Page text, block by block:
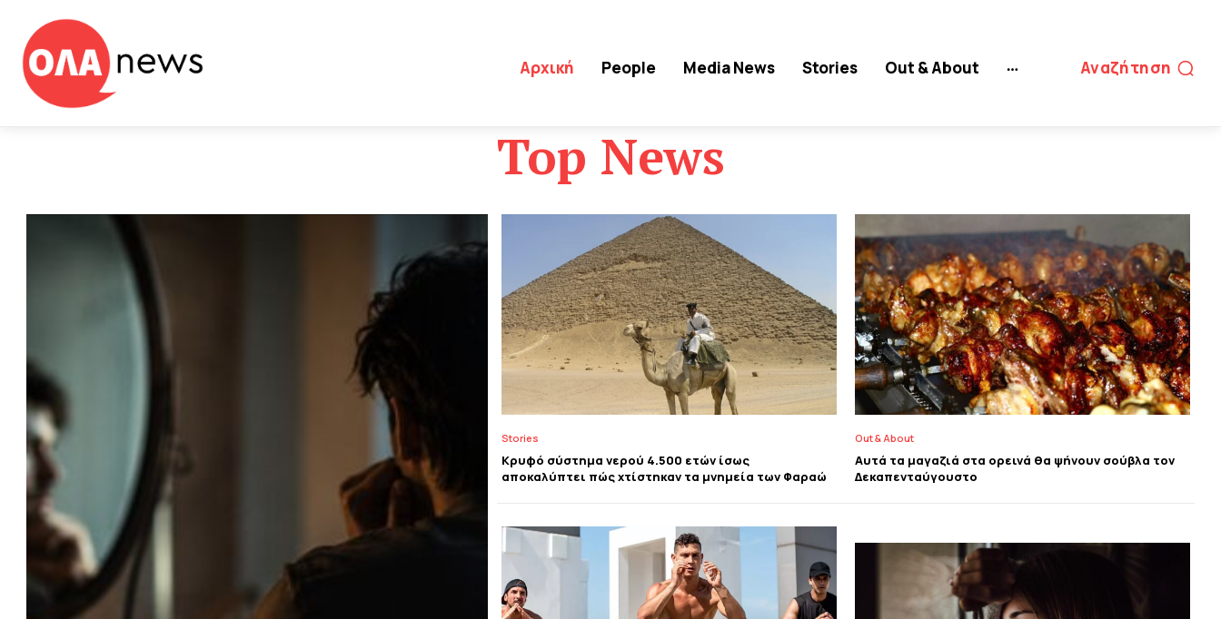
Αναζήτηση
Αρχική People Media News Stories Out & About
Top News
Stories
Κρυφό σύστημα νερού 4.500 ετών ίσως
αποκαλύπτει πώς χτίστηκαν τα μνημεία των Φαραώ
Out & About
Αυτά τα μαγαζιά στα ορεινά θα ψήνουν σούβλα τον
Δεκαπενταύγουστο